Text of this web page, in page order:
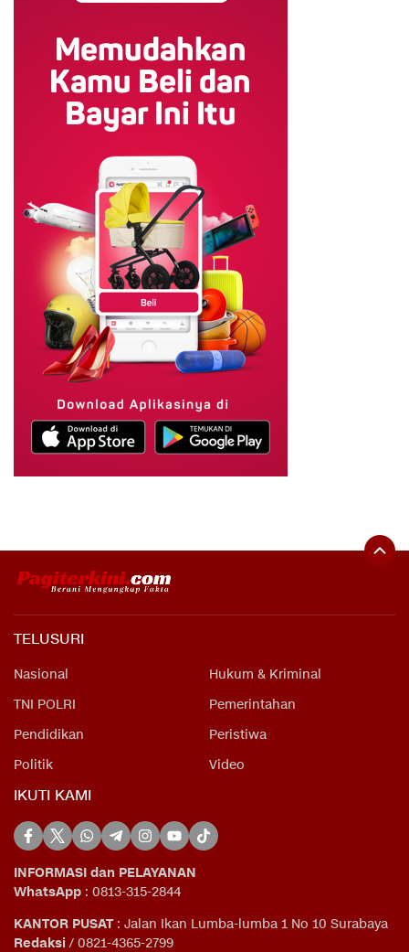
TELUSURI
Nasional
Hukum & Kriminal
TNI POLRI
Pemerintahan
Pendidikan
Peristiwa
Politik
Video
IKUTI KAMI
INFORMASI dan PELAYANAN
WhatsApp : 0813-315-2844
KANTOR PUSAT: Jalan Ikan Lumba-lumba 1 No 10 Surabaya
Redaksi / 0821-4365-2799